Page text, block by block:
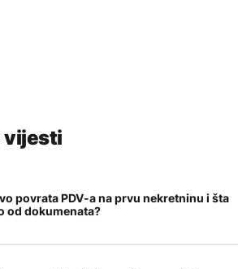
vijesti
povrata PDV-a na prvu nekretninu i šta
od dokumenata?